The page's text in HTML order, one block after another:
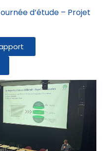
d’étude – Projet